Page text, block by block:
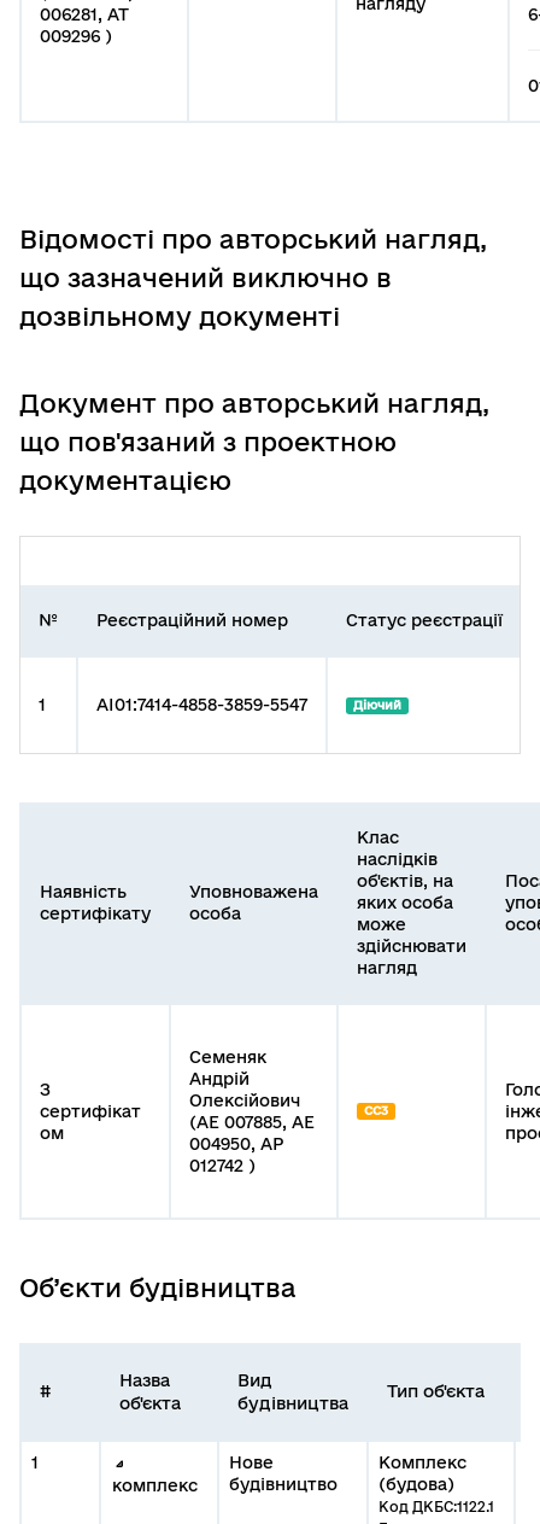
006281, АТ
009296 )
нагляду
Відомості про авторський нагляд,
що зазначений виключно в
дозвільному документі
Документ про авторський нагляд,
що пов'язаний з проектною
документацією
№ Реєстраційний номер Статус реєстрації
1 AI01:7414-4858-3859-5547 Діючий
Наявність
сертифікату
Уповноважена
особа
Клас
наслідків
об'єктів, на
яких особа
може
здійснювати
нагляд
З
сертифікат
ом
Семеняк
Андрій
Олексійович
(АЕ 007885, АЕ
004950, АР
012742 )
СС3
Об’єкти будівництва
#
Назва
об'єкта
Вид
будівництва
Тип об'єкта
1
комплекс
Нове
будівництво
Комплекс
(будова)
Код ДКБС:1122.1